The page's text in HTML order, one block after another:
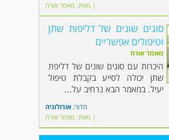
| מאת: מאמר אורח
סוגים שונים של דליפות שתן
וטיפולים אפשריים
מאמר אורח
היכרות עם סוגים שונים של דליפת
שתן יכולה לסייע בקבלת טיפול
יעיל. במאמר הבא נרחיב על...
מדור:אורולוגיה
| מאת: מאמר אורח